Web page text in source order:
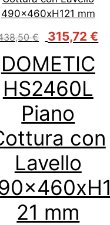
DOMETIC
HS2460L
Piano
con
Lavello
21 mm
€
Il
originale
era:
438,50 €.
315,72€